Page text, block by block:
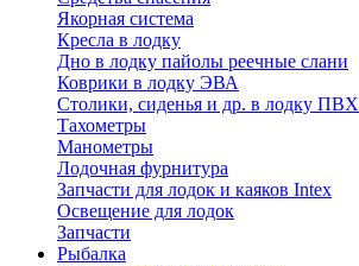
Якорная система
Кресла в лодку
Дно в лодку пайолы реечные слани
Коврики в лодку ЭВА
Столики, сиденья и др. в лодку ПВХ
Тахометры
Манометры
Лодочная фурнитура
Запчасти для лодок и каяков Intex
Освещение для лодок
Запчасти
Рыбалка